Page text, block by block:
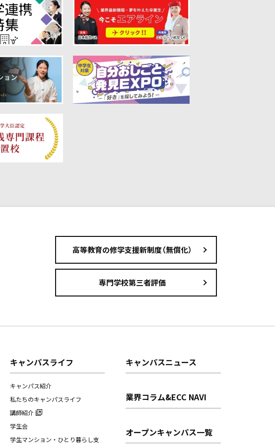
高等教育の修学支援新制度（無償化）
専門学校第三者評価
キャンパスライフ
キャンパス紹介
私たちのキャンパスライフ
講師紹介
学生会
学生マンション・ひとり暮らし支
キャンパスニュース
業界コラム&ECC NAVI
オープンキャンパス一覧